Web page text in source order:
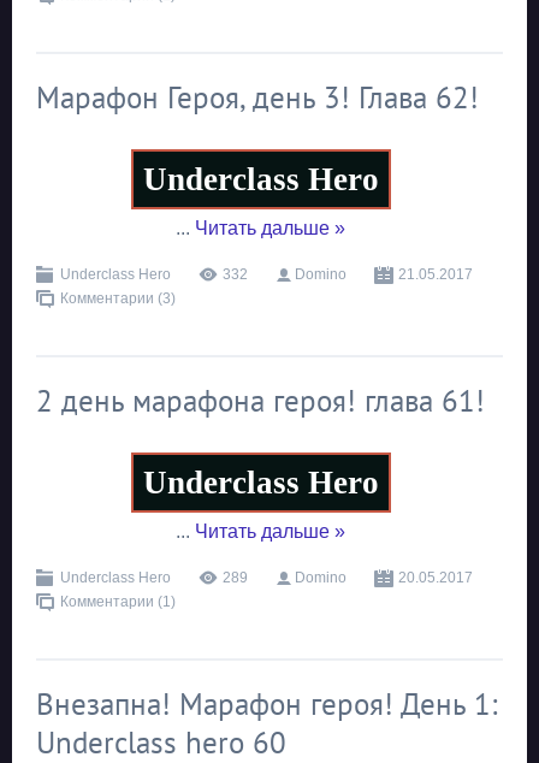
Марафон Героя, день 3! Глава 62!
Underclass Hero
... Читать дальше »
Underclass Hero 332 Domino
21.05.2017
Комментарии (3)
2 день марафона героя! глава 61!
Underclass Hero
... Читать дальше »
Underclass Hero 289 Domino
20.05.2017
Комментарии (1)
Внезапна! Марафон героя! День 1:
Underclass hero 60